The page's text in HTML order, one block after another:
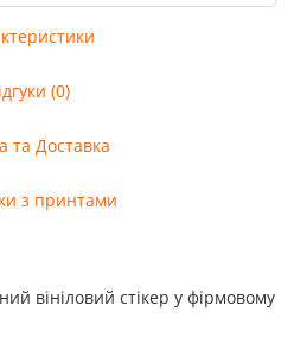
(0)
та Доставка
з принтами
вініловий стікер у фірмовому